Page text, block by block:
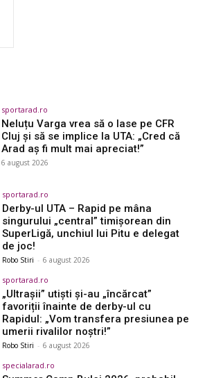
sportarad.ro
Neluțu Varga vrea să o lase pe CFR
Cluj și să se implice la UTA: „Cred că
Arad aș fi mult mai apreciat!”
6 august 2026
sportarad.ro
Derby-ul UTA – Rapid pe mâna
singurului „central” timișorean din
SuperLigă, unchiul lui Pitu e delegat
de joc!
Robo Stiri - 6 august 2026
sportarad.ro
„Ultrașii” utiști și-au „încărcat”
favoriții înainte de derby-ul cu
Rapidul: „Vom transfera presiunea pe
umerii rivalilor noștri!”
Robo Stiri - 6 august 2026
specialarad.ro